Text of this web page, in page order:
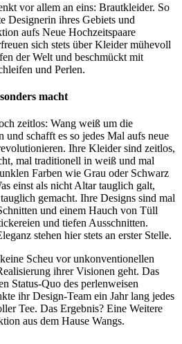
vor allem an eins: Brautkleider. So
Designerin ihres Gebiets und
aufs Neue Hochzeitspaare
sich stets über Kleider mühevoll
der Welt und beschmückt mit
und Perlen.
macht
zeitlos: Wang weiß um die
schafft es so jedes Mal aufs neue
Ihre Kleider sind zeitlos,
mal traditionell in weiß und mal
Farben wie Grau oder Schwarz
einst als nicht Altar tauglich galt,
gemacht. Ihre Designs sind mal
und einem Hauch von Tüll
und tiefen Ausschnitten.
stehen hier stets an erster Stelle.
Scheu vor unkonventionellen
ihrer Visionen geht. Das
Status-Quo des perlenweisen
ihr Design-Team ein Jahr lang jedes
Tee. Das Ergebnis? Eine Weitere
aus dem Hause Wangs.